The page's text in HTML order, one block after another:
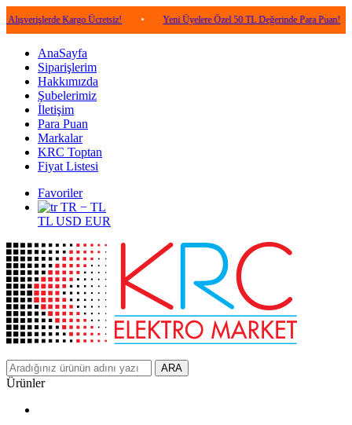
Kargo Ücretsiz! • Yeni Üyelere Özel 50 TL Değerinde Para Puan! •
AnaSayfa
Siparişlerim
Hakkımızda
Şubelerimiz
İletişim
Para Puan
Markalar
KRC Toptan
Fiyat Listesi
Favoriler
TR − TL
TL USD EUR
ARA
Ürünler